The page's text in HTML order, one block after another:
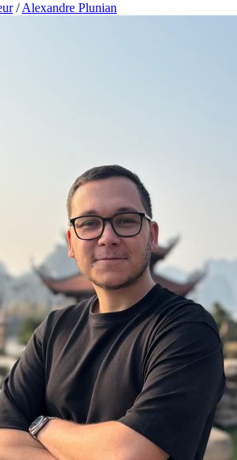
/ Alexandre Plunian